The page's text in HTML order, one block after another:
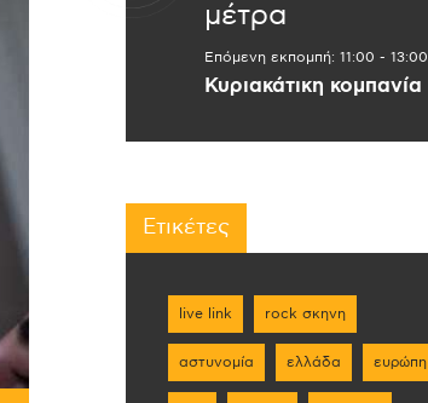
μέτρα
Επόμενη εκπομπή: 11:00 - 13:00
Κυριακάτικη κομπανία
Ετικέτες
live link rock σκηνη
αστυνομία ελλάδα ευρώπη